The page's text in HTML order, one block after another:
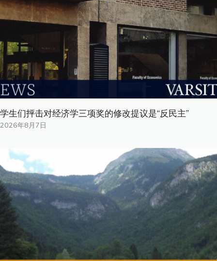
学生们抨击对经济学三项奖的修改提议是“反民主”
2026年8月7日